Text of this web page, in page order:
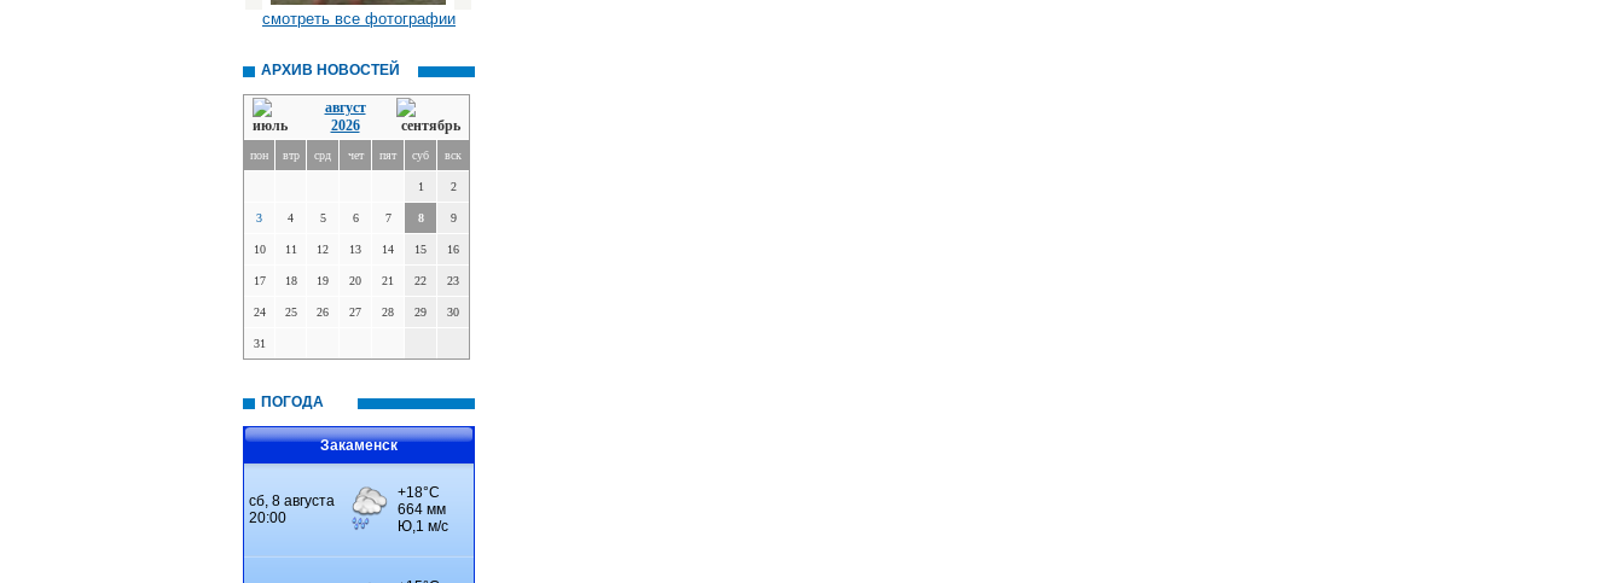
смотреть все фотографии
АРХИВ НОВОСТЕЙ
август
2026
пон втр срд чет пят суб вск
1 2
3 4 5 6 7 8 9
10 11 12 13 14 15 16
17 18 19 20 21 22 23
24 25 26 27 28 29 30
31
ПОГОДА
Закаменск